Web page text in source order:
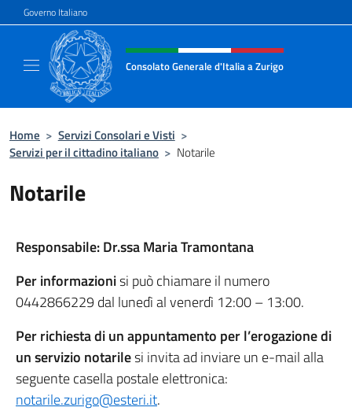
Salta al contenuto
Governo Italiano
Intestazione sito, social e menù
Consolato Generale d'Italia a Zurigo
Home > Servizi Consolari e Visti >
Servizi per il cittadino italiano > Notarile
Notarile
Responsabile: Dr.ssa Maria Tramontana
Per informazionisi può chiamare il numero
0442866229 dal lunedì al venerdì 12:00 – 13:00.
Per richiesta di un appuntamento per l’erogazione di
un servizio notarilesi invita ad inviare un e-mail alla
seguente casella postale elettronica:
notarile.zurigo@esteri.it.